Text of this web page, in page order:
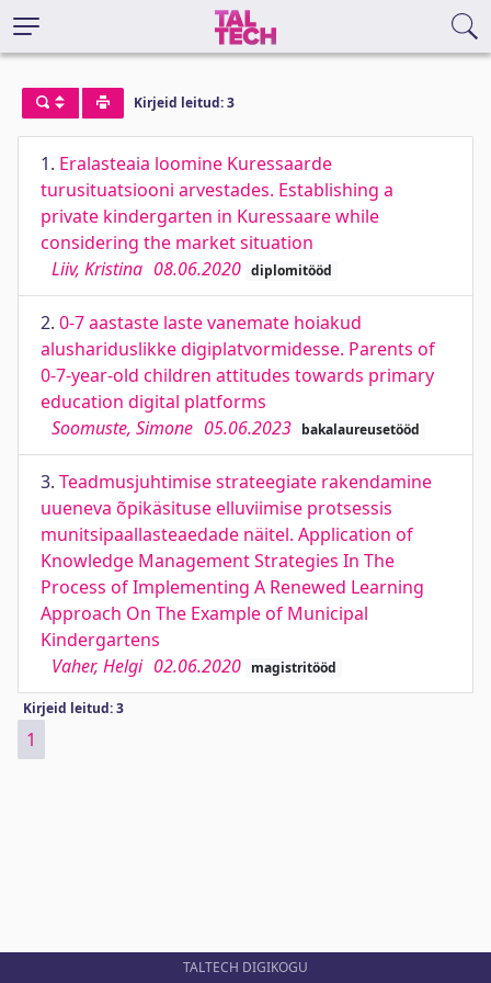
Kirjeid leitud: 3
1. Eralasteaia loomine Kuressaarde
turusituatsiooni arvestades. Establishing a
private kindergarten in Kuressaare while
considering the market situation
Liiv, Kristina 08.06.2020 diplomitööd
2. 0-7 aastaste laste vanemate hoiakud
alushariduslikke digiplatvormidesse. Parents of
0-7-year-old children attitudes towards primary
education digital platforms
Soomuste, Simone 05.06.2023 bakalaureusetööd
3. Teadmusjuhtimise strateegiate rakendamine
uueneva õpikäsituse elluviimise protsessis
munitsipaallasteaedade näitel. Application of
Knowledge Management Strategies In The
Process of Implementing A Renewed Learning
Approach On The Example of Municipal
Kindergartens
Vaher, Helgi 02.06.2020 magistritööd
Kirjeid leitud: 3
1
TALTECH DIGIKOGU